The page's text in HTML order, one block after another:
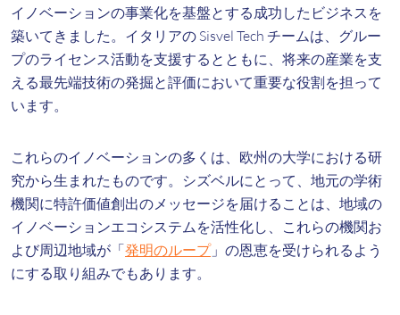
イノベーションの事業化を基盤とする成功したビジネスを
築いてきました。イタリアの Sisvel Tech チームは、グルー
プのライセンス活動を支援するとともに、将来の産業を支
える最先端技術の発掘と評価において重要な役割を担って
います。
これらのイノベーションの多くは、欧州の大学における研
究から生まれたものです。シズベルにとって、地元の学術
機関に特許価値創出のメッセージを届けることは、地域の
イノベーションエコシステムを活性化し、これらの機関お
よび周辺地域が「発明のループ」の恩恵を受けられるよう
にする取り組みでもあります。